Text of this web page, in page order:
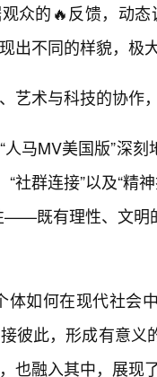
众的🔥反馈，动
出不同的样貌，极
艺术与科技的协作
人马MV美国版”深
“社群连接”以及“
——既有理性、文
体如何在现代社会
彼此，形成有意
也融入其中，展现